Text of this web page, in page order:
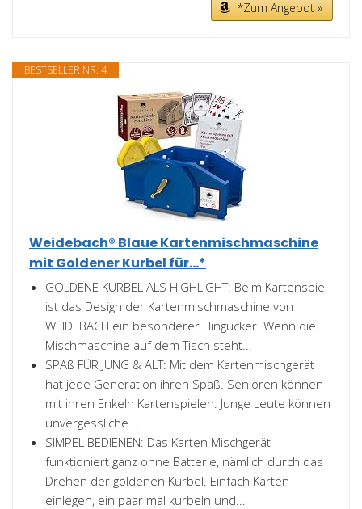
*Zum Angebot »
BESTSELLER NR. 4
Weidebach® Blaue Kartenmischmaschine
mit Goldener Kurbel für...*
GOLDENE KURBEL ALS HIGHLIGHT: Beim Kartenspiel
ist das Design der Kartenmischmaschine von
WEIDEBACH ein besonderer Hingucker. Wenn die
Mischmaschine auf dem Tisch steht...
SPAß FÜR JUNG & ALT: Mit dem Kartenmischgerät
hat jede Generation ihren Spaß. Senioren können
mit ihren Enkeln Kartenspielen. Junge Leute können
unvergessliche...
SIMPEL BEDIENEN: Das Karten Mischgerät
funktioniert ganz ohne Batterie, nämlich durch das
Drehen der goldenen Kurbel. Einfach Karten
einlegen, ein paar mal kurbeln und...